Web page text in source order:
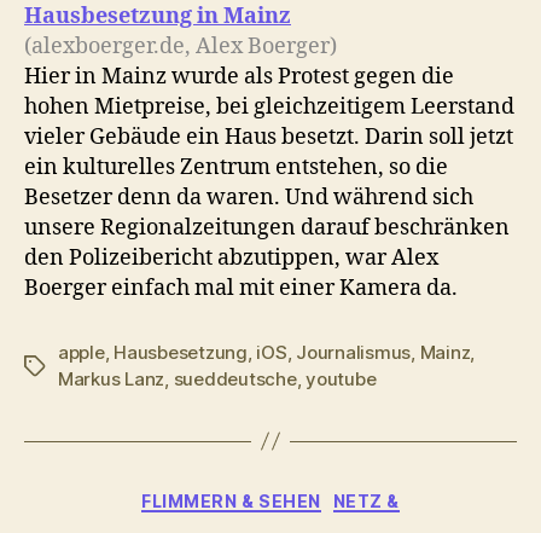
Hausbesetzung in Mainz
(alexboerger.de, Alex Boerger)
Hier in Mainz wurde als Protest gegen die
hohen Mietpreise, bei gleichzeitigem Leerstand
vieler Gebäude ein Haus besetzt. Darin soll jetzt
ein kulturelles Zentrum entstehen, so die
Besetzer denn da waren. Und während sich
unsere Regionalzeitungen darauf beschränken
den Polizeibericht abzutippen, war Alex
Boerger einfach mal mit einer Kamera da.
Schlagwörter
apple, Hausbesetzung iOS Journalismus Mainz
Markus Lanz sueddeutsche,youtube
Kategorien
FLIMMERN & SEHEN NETZ &